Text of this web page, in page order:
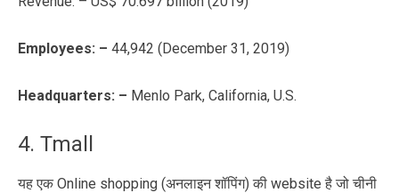
Employees: – 44,942 (December 31, 2019)
Headquarters: – Menlo Park, California, U.S.
4. Tmall
यह एक Online shopping (अनलाइन शॉपिंग) की website है जो चीनी